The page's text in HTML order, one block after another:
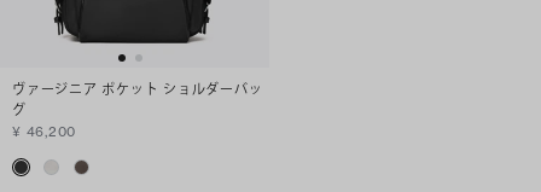
ヴァージニア ポケット ショルダーバッ
グ
¥ 46,200